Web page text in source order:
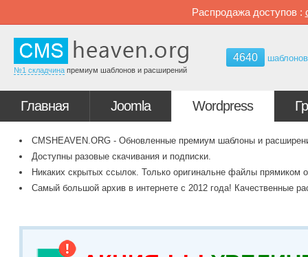
Распродажа доступов :
№1 складчина премиум шаблонов и расширений
4640 шаблонов
Главная Joomla Wordpress
CMSHEAVEN.ORG - Обновленные премиум шаблоны и
Доступны разовые скачивания и подписки.
Никаких скрытых ссылок. Только оригинальне файлы прямиком
Самый большой архив в интернете с 2012 года! Качественные